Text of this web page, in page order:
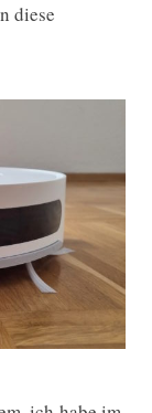
diese